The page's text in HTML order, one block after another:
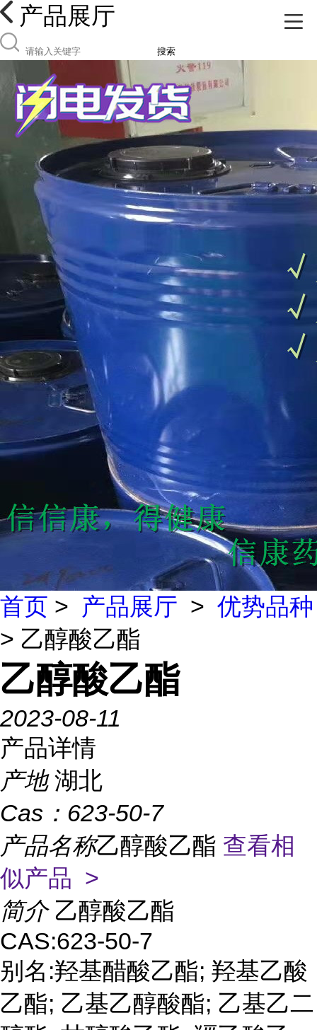
产品展厅
搜索
首页 > 产品展厅 > 优势品种
> 乙醇酸乙酯
乙醇酸乙酯
2023-08-11
产品详情
产地 湖北
Cas： 623-50-7
产品名称乙醇酸乙酯 查看相
似产品 >
简介 乙醇酸乙酯
CAS:623-50-7
别名:羟基醋酸乙酯; 羟基乙酸
乙酯; 乙基乙醇酸酯; 乙基乙二